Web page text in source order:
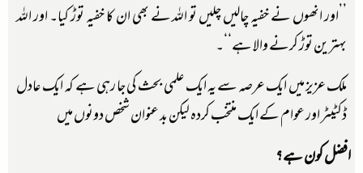
’’اور انھوں نے خفیہ چالیں چلیں تو اللہ نے بھی ان کا خفیہ توڑ کیا۔ اور اللہ
بہترین توڑ کرنے والا ہے‘‘۔
ملک عزیز میں ایک عرصہ سے یہ ایک علمی بحث کی جا رہی ہے کہ ایک عادل
ڈکٹیٹر اور عوام کے ایک منتخب کردہ لیکن بد عنوان شخص دونوں میں
افضل کون ہے؟